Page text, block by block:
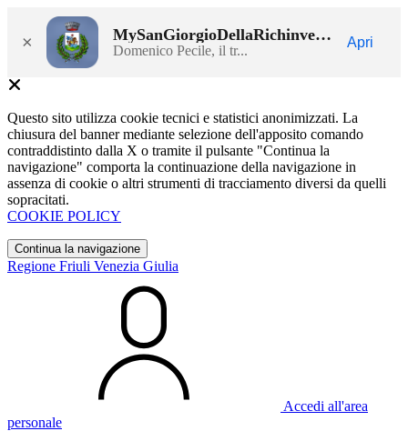
× MySanGiorgioDellaRichinvelda
Domenico Pecile, il tr...
Apri
Questo sito utilizza cookie tecnici e statistici anonimizzati. La
chiusura del banner mediante selezione dell'apposito comando
contraddistinto dalla X o tramite il pulsante "Continua la
navigazione" comporta la continuazione della navigazione in
assenza di cookie o altri strumenti di tracciamento diversi da quelli
sopracitati.
COOKIE POLICY
Continua la navigazione
Regione Friuli Venezia Giulia
Accedi all'area
personale